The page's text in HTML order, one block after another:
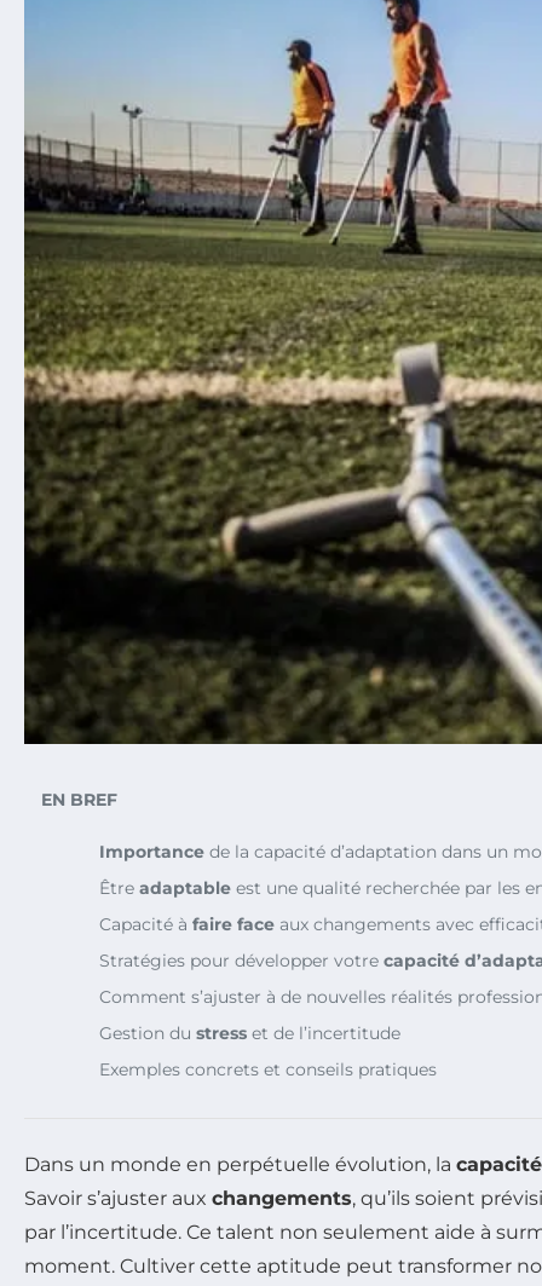
EN BREF
Importance de la capacité d’adaptation dans un
Être adaptable est une qualité recherchée par les
Capacité à faire face aux changements avec
Stratégies pour développer votre capacité
Comment s’ajuster à de nouvelles réalités
Gestion du stress et de l’incertitude
Exemples concrets et conseils pratiques
Dans un monde en perpétuelle évolution, la
Savoir s’ajuster aux changements, qu’ils soient
par l’incertitude. Ce talent non seulement aide à
moment. Cultiver cette aptitude peut transformer